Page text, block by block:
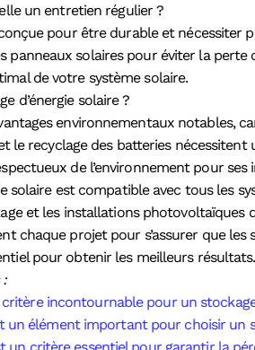
un entretien régulier ?
pour être durable et nécessiter
solaires pour éviter la
de votre système solaire.
d’énergie solaire ?
environnementaux notables,
le recyclage des batteries
de l’environnement pour ses
solaire est compatible avec tous les
et les installations
chaque projet pour s’assurer que
pour obtenir les meilleurs résultats.
:
incontournable pour un
élément important pour choisir un